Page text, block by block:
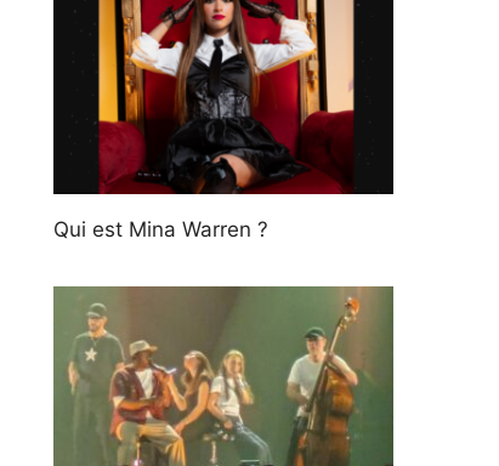
Qui est Mina Warren ?